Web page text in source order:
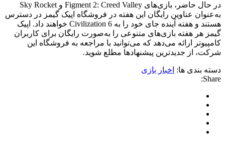
در حال حاضر، بازی‌های Figment 2: Creed Valley و Sky Rocket
به‌عنوان عناوین رایگان این هفته در فروشگاه اپیک گیمز در دسترس
هستند و هفته آینده جای خود را به Civilization 6 خواهند داد. اپیک
گیمز هر هفته بازی‌های متنوعی را به‌صورت رایگان برای کاربران
کامپیوتر ارائه می‌دهد که می‌توانید با مراجعه به فروشگاه این
شرکت، از جدیدترین پیشنهادها مطلع شوید.
دسته بندی ها: اخبار بازی
Share: